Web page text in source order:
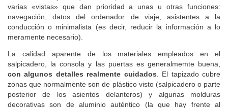
Škoda Kodiaq
. Lo que sí se puede hacer es cambiar entre
varias «vistas» que dan prioridad a unas u otras funciones:
navegación, datos del ordenador de viaje, asistentes a la
conducción o minimalista (es decir, reducir la información a lo
La calidad aparente de los materiales empleados en el
salpicadero, la consola y las puertas es generalmemte buena,
con algunos detalles realmente cuidados. El tapizado cubre
zonas que normalmente son de plástico visto (salpicadero o parte
posterior de los asientos delanteros) y algunas molduras